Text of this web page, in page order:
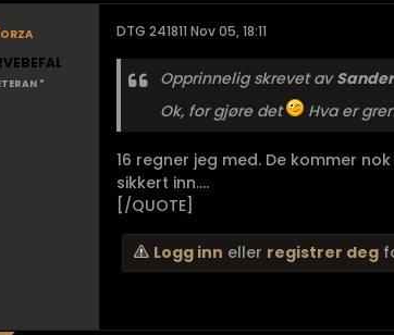
*
DTG 241811 Nov 05, 18:11
Opprinnelig skrevet avSander
Ok, for gjøre det
Hva er
16 regner jeg med. De kommer
sikkert inn....
[/QUOTE]
Logg inn eller registrer deg